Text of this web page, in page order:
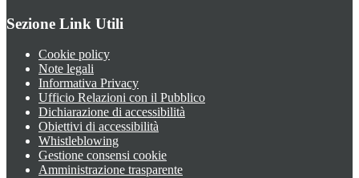
Sezione Link Utili
Cookie policy
Note legali
Informativa Privacy
Ufficio Relazioni con il Pubblico
Dichiarazione di accessibilità
Obiettivi di accessibilità
Whistleblowing
Gestione consensi cookie
Amministrazione trasparente